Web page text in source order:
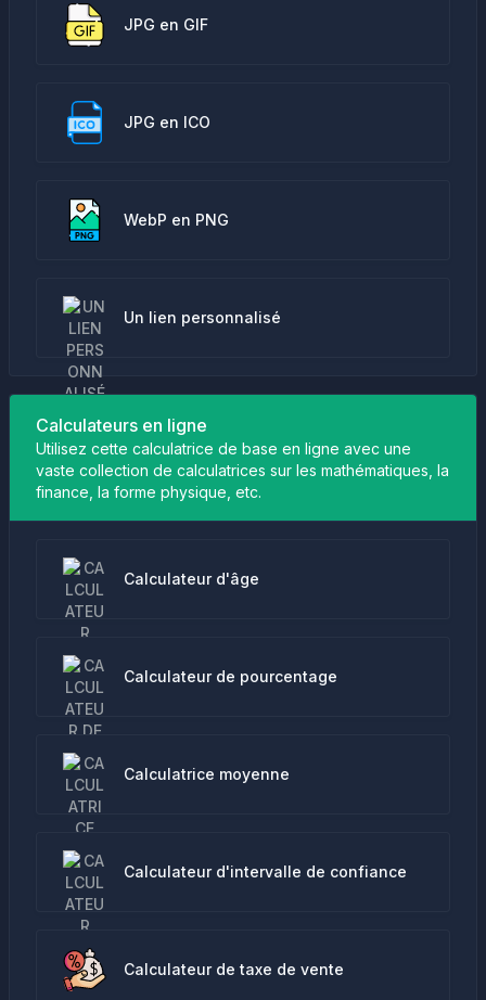
JPG en GIF
JPG en ICO
WebP en PNG
Un lien personnalisé
Calculateurs en ligne
Utilisez cette calculatrice de base en ligne avec une
vaste collection de calculatrices sur les mathématiques, la
finance, la forme physique, etc.
Calculateur d'âge
Calculateur de pourcentage
Calculatrice moyenne
Calculateur d'intervalle de confiance
Calculateur de taxe de vente